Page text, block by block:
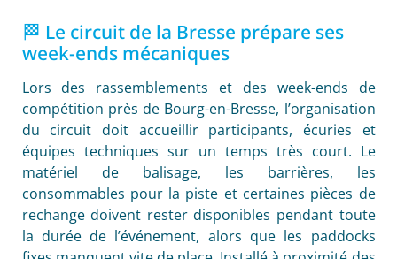
🏁 Le circuit de la Bresse prépare ses
week-ends mécaniques
Lors des rassemblements et des week-ends de
compétition près de Bourg-en-Bresse, l’organisation
du circuit doit accueillir participants, écuries et
équipes techniques sur un temps très court. Le
matériel de balisage, les barrières, les
consommables pour la piste et certaines pièces de
rechange doivent rester disponibles pendant toute
la durée de l’événement, alors que les paddocks